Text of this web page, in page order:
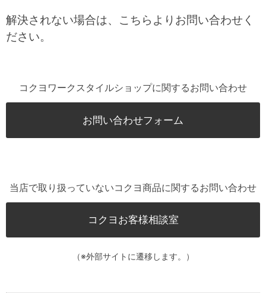
解決されない場合は、こちらよりお問い合わせく
ださい。
コクヨワークスタイルショップに関するお問い合わせ
お問い合わせフォーム
当店で取り扱っていないコクヨ商品に関するお問い合わせ
コクヨお客様相談室
（※外部サイトに遷移します。）